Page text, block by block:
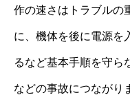
作の速さはトラブルの
に、機体を後に電源を
るなど基本手順を守ら
などの事故につながり